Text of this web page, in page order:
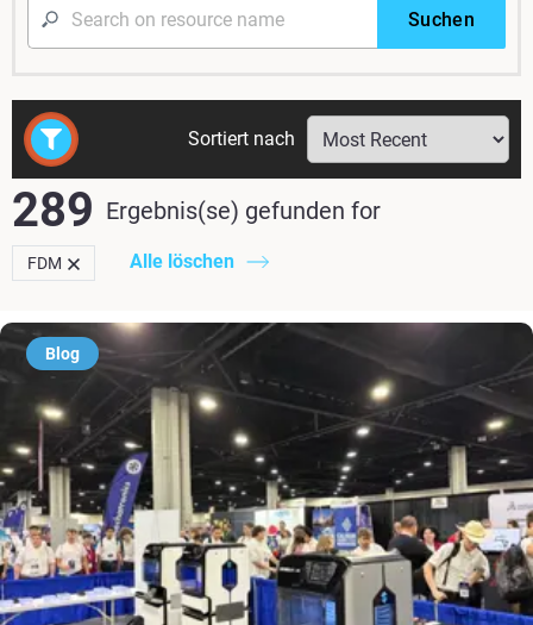
Suchen
289 Ergebnis(se) gefunden for
FDM Alle löschen
Sortiert nach
Blog